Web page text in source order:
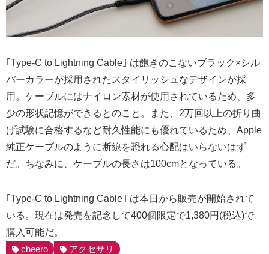
｢Type-C to Lightning Cable｣ は飽きのこないブラック×シル
バーカラーが採用されたスタイリッシュなデザインが採
用。ケーブルにはナイロン素材が使用されているため、多
少の形状記憶ができるとのこと。また、2万回以上の折り曲
げ試験に合格するなど耐久性能にも優れているため、Apple
純正ケーブルのように断線を恐れる心配はいらないはず
だ。ちなみに、ケーブルの長さは100cmとなっている。
｢Type-C to Lightning Cable｣ は本日から販売が開始されて
いる。現在は発売を記念して400個限定で1,380円(税込)で
購入可能だ。
cheero
アクセサリ